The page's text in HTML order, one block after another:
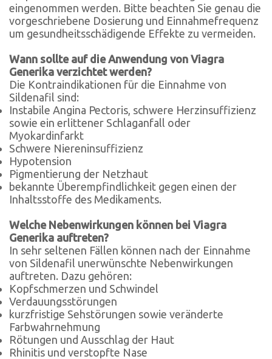
eingenommen werden. Bitte beachten Sie genau die
vorgeschriebene Dosierung und Einnahmefrequenz
um gesundheitsschädigende Effekte zu vermeiden.
Wann sollte auf die Anwendung von Viagra
Generika verzichtet werden?
Die Kontraindikationen für die Einnahme von
Sildenafil sind:
Instabile Angina Pectoris, schwere Herzinsuffizienz
sowie ein erlittener Schlaganfall oder
Myokardinfarkt
Schwere Niereninsuffizienz
Hypotension
Pigmentierung der Netzhaut
bekannte Überempfindlichkeit gegen einen der
Inhaltsstoffe des Medikaments.
Welche Nebenwirkungen können bei Viagra
Generika auftreten?
In sehr seltenen Fällen können nach der Einnahme
von Sildenafil unerwünschte Nebenwirkungen
auftreten. Dazu gehören:
Kopfschmerzen und Schwindel
Verdauungsstörungen
kurzfristige Sehstörungen sowie veränderte
Farbwahrnehmung
Rötungen und Ausschlag der Haut
Rhinitis und verstopfte Nase